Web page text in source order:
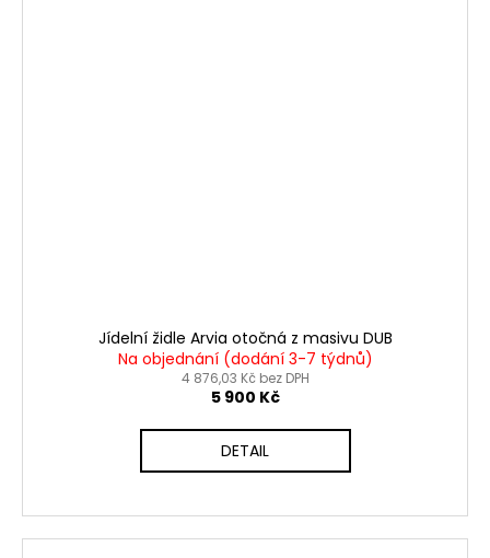
Jídelní židle Arvia otočná z masivu DUB
Na objednání (dodání 3-7 týdnů)
4 876,03 Kč bez DPH
5 900 Kč
DETAIL